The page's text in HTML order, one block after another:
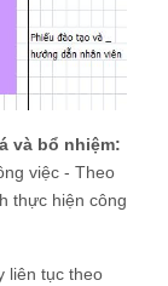
và bổ nhiệm:
việc - Theo
thực hiện công
liên tục theo